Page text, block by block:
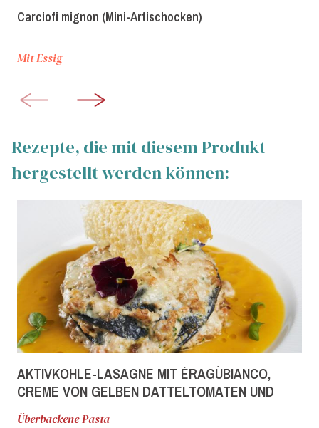
Carciofi mignon (Mini-Artischocken)
Mit Essig
Rezepte, die mit diesem Produkt
hergestellt werden können:
AKTIVKOHLE-LASAGNE MIT ÈRAGÙBIANCO,
CREME VON GELBEN DATTELTOMATEN UND
PARMESAN-CHIPS
Überbackene Pasta